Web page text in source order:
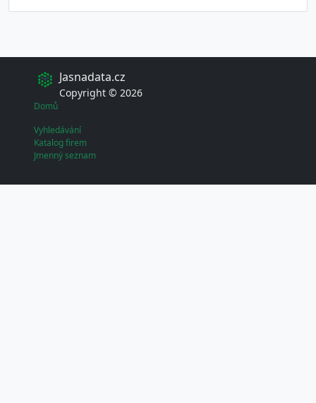
Jasnadata.cz
Copyright © 2026
Domů
Vyhledávání
Katalog firem
Jmenný seznam